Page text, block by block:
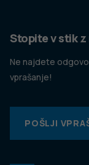
Stopite v stik
Ne najdete
vprašanje!
POŠLJI